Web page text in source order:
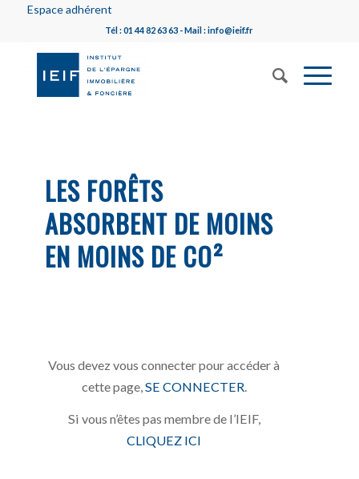
Espace adhérent
Tél : 01 44 82 63 63 - Mail : info@ieif.fr
LES FORÊTS
ABSORBENT DE MOINS
EN MOINS DE CO²
Vous devez vous connecter pour accéder à
cette page, SE CONNECTER
Si vous n’êtes pas membre de l’IEIF,
CLIQUEZ ICI